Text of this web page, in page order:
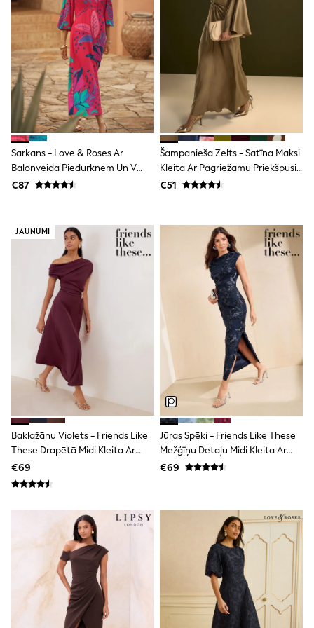
Shorts
Joggers
adidas
Nike
All Girls Schoolwear
Shoes
Dresses
Trousers
Skirts
Shirts
Polo Shirts
Sweatshirts
Cardigans
Coats & Jackets
Underwear
All Girls Sports & Swimwear
Trainers & Pumps
Swimwear
Tops
Leggings
Shorts
Joggers
adidas
Nike
Shop All
Shoes
Coats & Jackets
Bags & Accessories
Shirts
Polo Shirts
Shop all
Shoes
Coats & Jackets
Black
White
Grey
Green
Red
All Branded Schoolwear
adidas
Nike
Hype
Sarkans - Love & Roses Ar
Balonveida Piedurknēm Un V
Veida Kakla Izgriezumu, Brazīlijas
€87
Šampanieša Zelts - Satīna Maksi
Kleita Ar Pagriežamu Priekšpusi
Un Garām Piedurknēm
€51
JAUNUMI
Baklažānu Violets - Friends Like
These Drapētā Midi Kleita Ar
Vienu Plecu
€69
Jūras Spēki - Friends Like These
Mežģīņu Detaļu Midi Kleita Ar
Vienu Plecu
€69